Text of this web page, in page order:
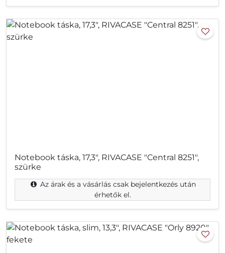
Notebook táska, 17,3", RIVACASE "Central 8251",
szürke
Az árak és a vásárlás csak bejelentkezés után
érhetők el.